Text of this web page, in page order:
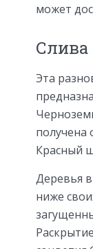
может
Эта
получена
Красный
Деревья
ниже